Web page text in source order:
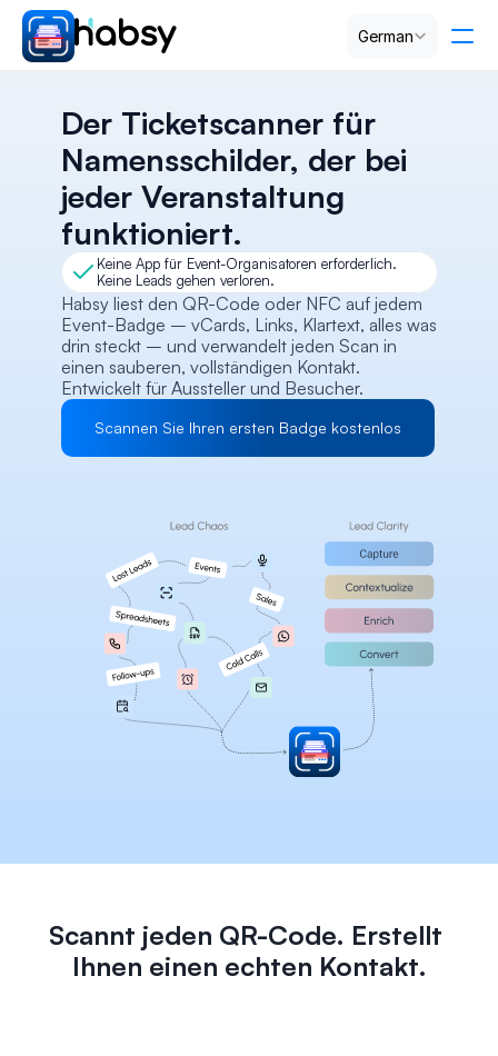
German
Design
Content
Publish
Select Language
German Überprüfe die Habsy-Plattform
Der Ticketscanner für
Namensschilder, der bei
jeder Veranstaltung
funktioniert.
Keine App für Event-Organisatoren erforderlich.
Keine Leads gehen verloren.
Habsy liest den QR-Code oder NFC auf jedem
Event-Badge – vCards, Links, Klartext, alles was
drin steckt – und verwandelt jeden Scan in
einen sauberen, vollständigen Kontakt.
Entwickelt für Aussteller und Besucher.
Scannen Sie Ihren ersten Badge kostenlos
Scannt jeden QR-Code. Erstellt
Ihnen einen echten Kontakt.